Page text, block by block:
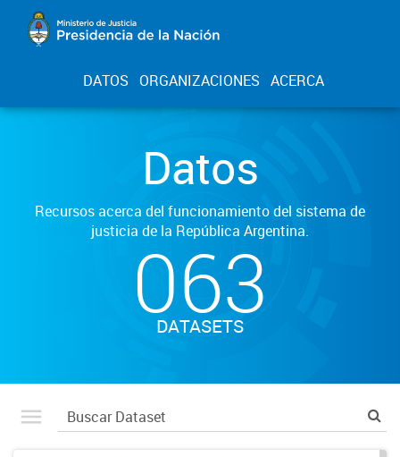
DATOS ORGANIZACIONES ACERCA
Datos
Recursos acerca del funcionamiento del sistema de
justicia de la República Argentina.
063
DATASETS